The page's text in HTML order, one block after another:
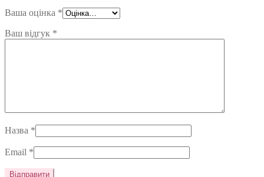
Ваша оцінка *
Ваш відгук *
Назва *
Email *